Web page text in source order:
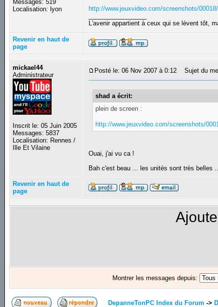
Messages: 519
Localisation: lyon
http://www.jeuxvideo.com/screenshots/
L'avenir appartient à ceux qui se lèvent tôt,
Revenir en haut de
page
mickael44
Administrateur
Inscrit le: 05 Juin 2005
Messages: 5837
Localisation: Rennes /
Ille Et Vilaine
Posté le: 06 Nov 2007 à 0:12 Sujet du
shad a écrit:
plein de screen :
http://www.jeuxvideo.com/screenshots/
Ouai, j'ai vu ca !
Bah c'est beau ... les unités sont très belles
Revenir en haut de
page
Montrer les messages depuis:
DepanneTonPC Index du Forum ->